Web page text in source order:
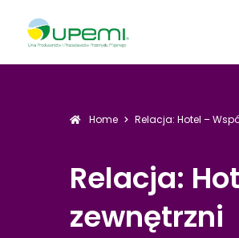
Home Relacja: Hotel –
Relacja:
zewnętrzni